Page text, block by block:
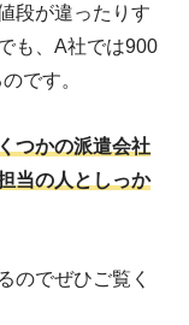
段が違ったりす
も、A社では900
です。
つかの派遣会社
当の人としっか
のでぜひご覧く